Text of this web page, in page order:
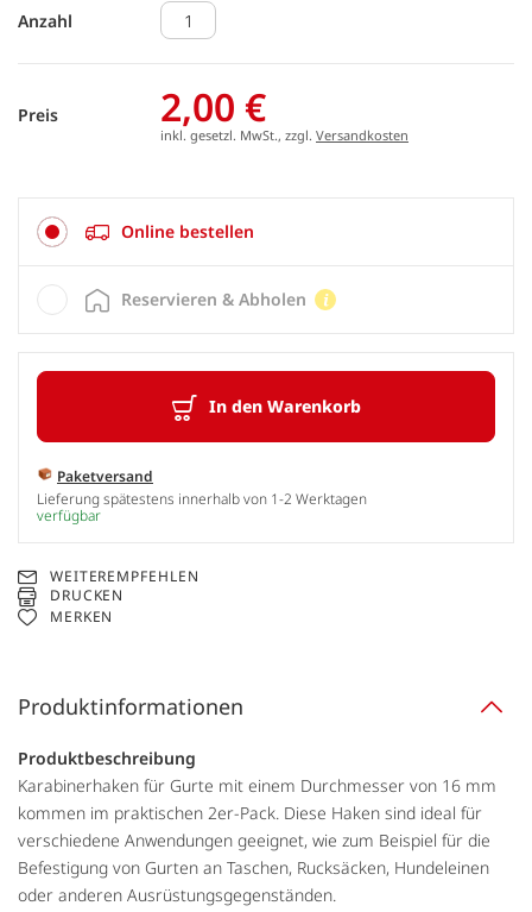
Anzahl
Preis 2,00 €
inkl. gesetzl. MwSt., zzgl. Versandkosten
Online bestellen
In den Warenkorb
Paketversand
Lieferung spätestens innerhalb von 1-2 Werktagen
verfügbar
Reservieren & Abholen
WEITEREMPFEHLEN
DRUCKEN
MERKEN
Produktinformationen
Produktbeschreibung
Karabinerhaken für Gurte mit einem Durchmesser von 16 mm
kommen im praktischen 2er-Pack. Diese Haken sind ideal für
verschiedene Anwendungen geeignet, wie zum Beispiel für die
Befestigung von Gurten an Taschen, Rucksäcken, Hundeleinen
oder anderen Ausrüstungsgegenständen.